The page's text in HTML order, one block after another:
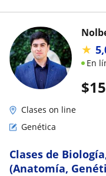
$
★
En
Clases on line
Genética
Clases de
(Anatomía,